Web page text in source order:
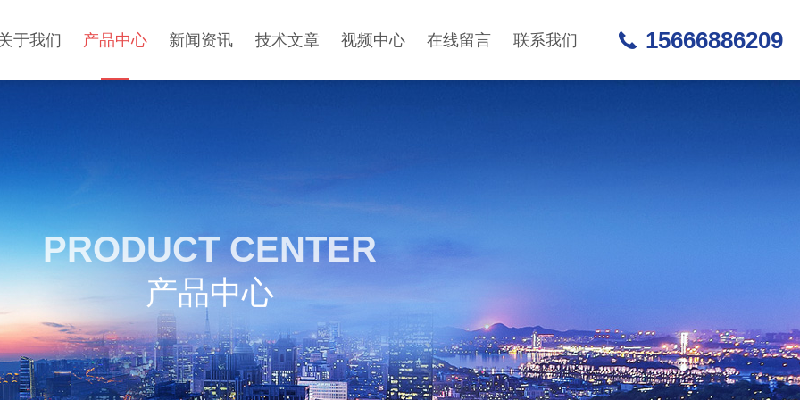
于我们 产品中心 新闻资讯 技术文章 视频中心 在线留言 联系我们 15666886209
PRODUCT CENTER
产品中心